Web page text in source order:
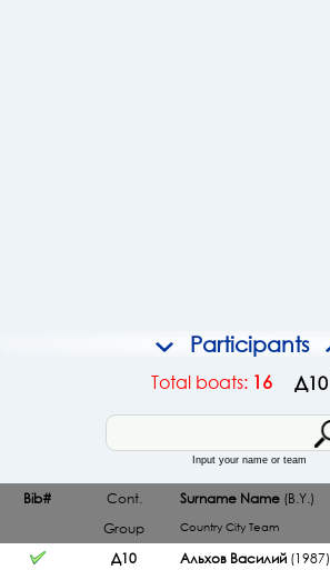
Participants
Total boats: 16 Д10
Input your name or team
Bib#
Cont.
Group
Surname Name (B.Y.)
Country City Team
Д10 Альхов Василий(1987)